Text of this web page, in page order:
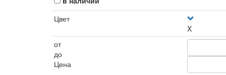
Цвет
X
от
до
Цена